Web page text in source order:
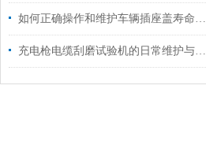
如何正确操作和维护车辆插座盖寿命试验机以确保其性能和稳定性？
充电枪电缆刮磨试验机的日常维护与故障排查